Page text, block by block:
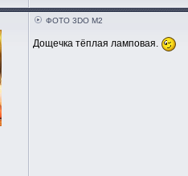
ФОТО 3DO M2
Дощечка тёплая ламповая.